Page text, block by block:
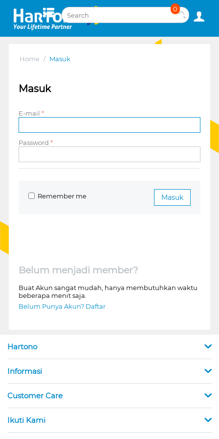
0
Home / Masuk
Masuk
E-mail
Password
Masuk
Remember me
Belum menjadi member?
Buat Akun sangat mudah, hanya membutuhkan waktu
beberapa menit saja.
Belum Punya Akun? Daftar
Hartono
Informasi
Customer Care
Ikuti Kami